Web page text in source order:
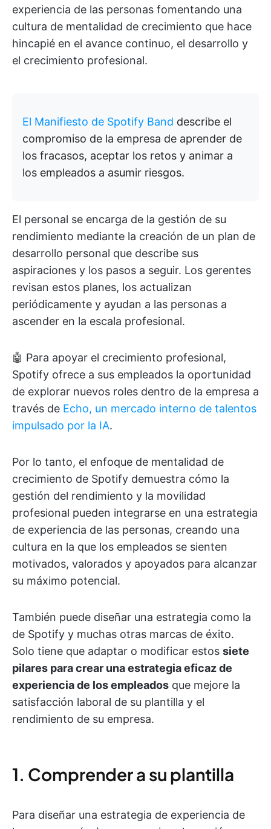
experiencia de las personas fomentando una
cultura de mentalidad de crecimiento que hace
hincapié en el avance continuo, el desarrollo y
el crecimiento profesional.
El Manifiesto de Spotify Band describe el
compromiso de la empresa de aprender de
los fracasos, aceptar los retos y animar a
los empleados a asumir riesgos.
El personal se encarga de la gestión de su
rendimiento mediante la creación de un plan de
desarrollo personal que describe sus
aspiraciones y los pasos a seguir. Los gerentes
revisan estos planes, los actualizan
periódicamente y ayudan a las personas a
ascender en la escala profesional.
🤖 Para apoyar el crecimiento profesional,
Spotify ofrece a sus empleados la oportunidad
de explorar nuevos roles dentro de la empresa a
través de Echo, un mercado interno de talentos
impulsado por la IA.
Por lo tanto, el enfoque de mentalidad de
crecimiento de Spotify demuestra cómo la
gestión del rendimiento y la movilidad
profesional pueden integrarse en una estrategia
de experiencia de las personas, creando una
cultura en la que los empleados se sienten
motivados, valorados y apoyados para alcanzar
su máximo potencial.
También puede diseñar una estrategia como la
de Spotify y muchas otras marcas de éxito.
Solo tiene que adaptar o modificar estos siete
pilares para crear una estrategia eficaz de
experiencia de los empleados que mejore la
satisfacción laboral de su plantilla y el
rendimiento de su empresa.
1. Comprender a su plantilla
Para diseñar una estrategia de experiencia de